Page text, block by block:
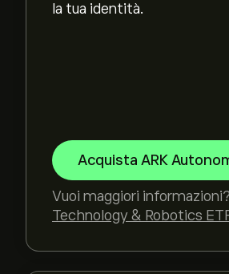
la tua identità.
Acquista ARK
Vuoi maggiori
Technology & Robotics